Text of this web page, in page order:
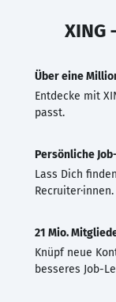
XING
Über eine
Entdecke mit
passt.
Persönliche
Lass Dich
Recruiter·innen.
21 Mio.
Knüpf neue
besseres Job-